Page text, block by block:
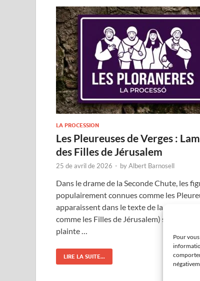
Pour
LA PROCESSION
Les Pleureuses de Verges :
des Filles de Jérusalem
25 de avril de 2026 - byAlbert Barnosell
Dans le drame de la Seconde Chute, les
populairement connues comme les
apparaissent dans le texte de la
comme les Filles de Jérusalem)
plainte …
LIRE LA SUITE...